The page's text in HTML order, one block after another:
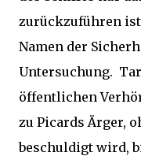
zurückzuführen
Namen der
Untersuchung.
öffentlichen
zu Picards Ärger,
beschuldigt wird,